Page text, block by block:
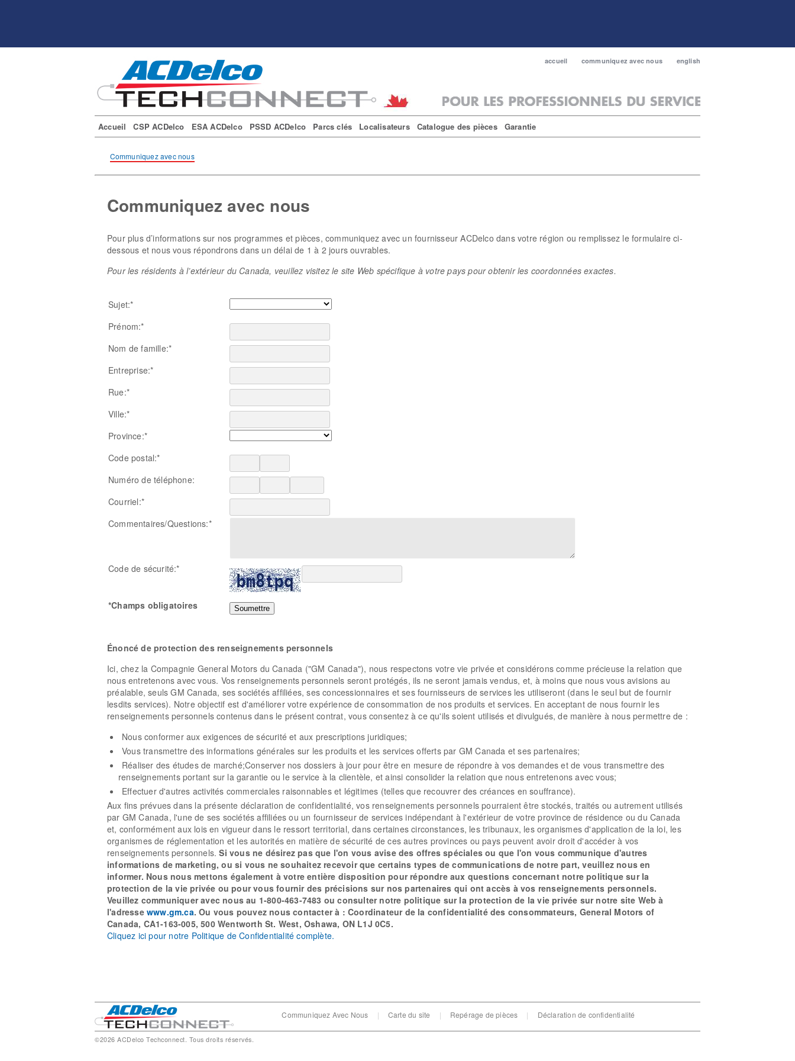
accueil communiquez avec nous english
Accueil CSP ACDelco ESA ACDelco PSSD ACDelco Parcs clés Localisateurs Catalogue des pièces Garantie
Communiquez avec nous
Communiquez avec nous
Pour plus d’informations sur nos programmes et pièces, communiquez avec un fournisseur ACDelco dans votre région ou remplissez le formulaire ci-
dessous et nous vous répondrons dans un délai de 1 à 2 jours ouvrables.
Pour les résidents à l’extérieur du Canada, veuillez visitez le site Web spécifique à votre pays pour obtenir les coordonnées exactes.
Sujet:*
Prénom:*
Nom de famille:*
Entreprise:*
Rue:*
Ville:*
Province:*
Code postal:*
Numéro de téléphone:
Courriel:*
Commentaires/Questions:*
Code de sécurité:*
*Champs obligatoires
Énoncé de protection des renseignements personnels
Ici, chez la Compagnie General Motors du Canada ("GM Canada"), nous respectons votre vie privée et considérons comme précieuse la relation que
nous entretenons avec vous. Vos renseignements personnels seront protégés, ils ne seront jamais vendus, et, à moins que nous vous avisions au
préalable, seuls GM Canada, ses sociétés affiliées, ses concessionnaires et ses fournisseurs de services les utiliseront (dans le seul but de fournir
lesdits services). Notre objectif est d'améliorer votre expérience de consommation de nos produits et services. En acceptant de nous fournir les
renseignements personnels contenus dans le présent contrat, vous consentez à ce qu'ils soient utilisés et divulgués, de manière à nous permettre de :
Nous conformer aux exigences de sécurité et aux prescriptions juridiques;
Vous transmettre des informations générales sur les produits et les services offerts par GM Canada et ses partenaires;
Réaliser des études de marché;Conserver nos dossiers à jour pour être en mesure de répondre à vos demandes et de vous transmettre des
renseignements portant sur la garantie ou le service à la clientèle, et ainsi consolider la relation que nous entretenons avec vous;
Effectuer d'autres activités commerciales raisonnables et légitimes (telles que recouvrer des créances en souffrance).
Aux fins prévues dans la présente déclaration de confidentialité, vos renseignements personnels pourraient être stockés, traités ou autrement utilisés
par GM Canada, l'une de ses sociétés affiliées ou un fournisseur de services indépendant à l'extérieur de votre province de résidence ou du Canada
et, conformément aux lois en vigueur dans le ressort territorial, dans certaines circonstances, les tribunaux, les organismes d'application de la loi, les
organismes de réglementation et les autorités en matière de sécurité de ces autres provinces ou pays peuvent avoir droit d'accéder à vos
renseignements personnels.Si vous ne désirez pas que l'on vous avise des offres spéciales ou que l'on vous communique d'autres
informations de marketing, ou si vous ne souhaitez recevoir que certains types de communications de notre part, veuillez nous en
informer. Nous nous mettons également à votre entière disposition pour répondre aux questions concernant notre politique sur la
protection de la vie privée ou pour vous fournir des précisions sur nos partenaires qui ont accès à vos renseignements personnels.
Veuillez communiquer avec nous au 1-800-463-7483 ou consulter notre politique sur la protection de la vie privée sur notre site Web à
l'adresse www.gm.ca. Ou vous pouvez nous contacter à : Coordinateur de la confidentialité des consommateurs, General Motors of
Canada, CA1-163-005, 500 Wentworth St. West, Oshawa, ON L1J 0C5.
Cliquez ici pour notre Politique de Confidentialité complète.
Communiquez Avec Nous | Carte du site | Repérage de pièces | Déclaration de confidentialité
©2026 ACDelco Techconnect. Tous droits réservés.